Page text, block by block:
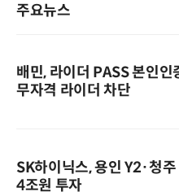
주요뉴스
배민, 라이더 PASS 본인
무자격 라이더 차단
SK하이닉스, 용인 Y2·청
4조원 투자